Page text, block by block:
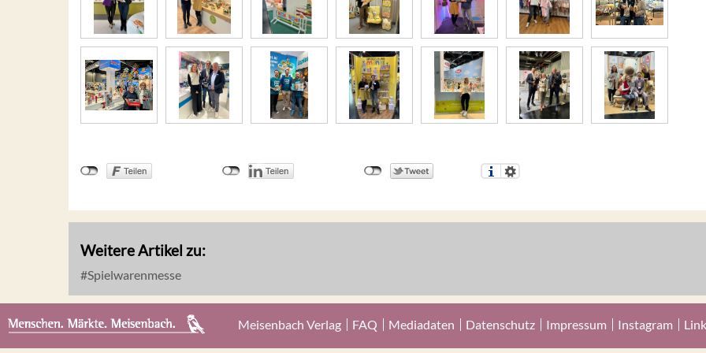
Weitere Artikel zu:
Spielwarenmesse
Meisenbach Verlag FAQ Mediadaten Datenschutz Impressum Instagram